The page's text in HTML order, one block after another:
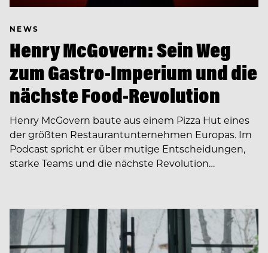
NEWS
Henry McGovern: Sein Weg
zum Gastro-Imperium und die
nächste Food-Revolution
Henry McGovern baute aus einem Pizza Hut eines
der größten Restaurantunternehmen Europas. Im
Podcast spricht er über mutige Entscheidungen,
starke Teams und die nächste Revolution…